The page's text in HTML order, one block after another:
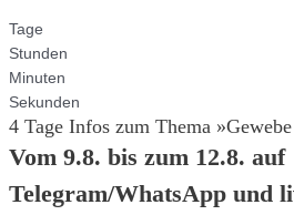
Tage
Stunden
Minuten
Sekunden
4 Tage Infos zum Thema
Vom 9.8. bis zum 12.8. auf
Telegram/WhatsApp und